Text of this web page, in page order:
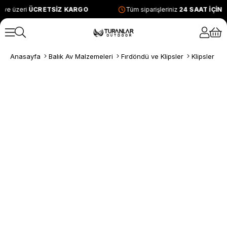
ve üzeriÜCRETSİZ KARGO Tüm siparişleriniz24 SAAT
Anasayfa Balık Av Malzemeleri Fırdöndü ve Klipsler Klipsler